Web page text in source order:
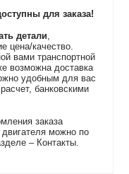
для заказа!
детали,
цена/качество.
вами транспортной
возможна доставка
удобным для вас
банковскими
заказа
можно по
– Контакты.